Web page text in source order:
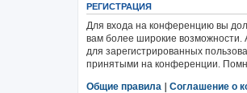
РЕГИСТРАЦИЯ
Для входа на конференцию вы
вам более широкие возможности.
для зарегистрированных
принятыми на конференции.
Общие правила | Соглашение о